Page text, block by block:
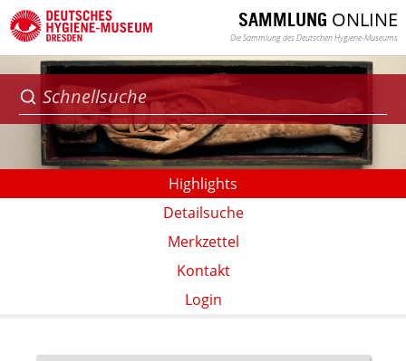
SAMMLUNG ONLINE
Die Sammlung des Deutschen Hygiene-Museums
Highlights
Detailsuche
Merkzettel
Kontakt
Login